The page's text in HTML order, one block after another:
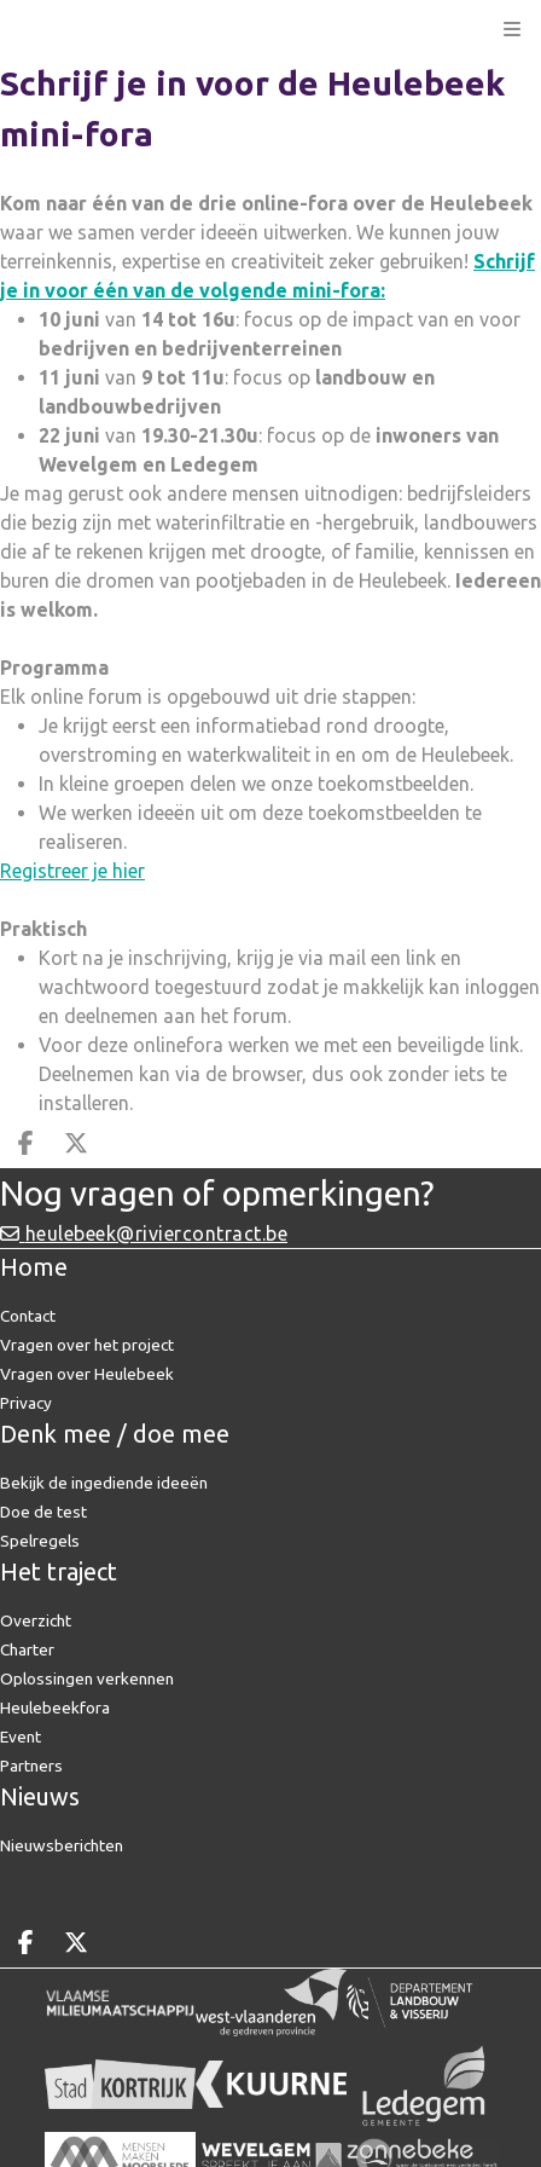
Schrijf je in voor de Heulebeek
mini-fora
Kom naar één van de drie online-fora over de Heulebeek
waar we samen verder ideeën uitwerken. We kunnen jouw
terreinkennis, expertise en creativiteit zeker gebruiken! Schrijf
je in voor één van de volgende mini-fora:
10 juni van 14 tot 16u: focus op de impact van en voor
bedrijven en bedrijventerreinen
11 juni van 9 tot 11u: focus op landbouw en
landbouwbedrijven
22 juni van 19.30-21.30u: focus op de inwoners van
Wevelgem en Ledegem
Je mag gerust ook andere mensen uitnodigen: bedrijfsleiders
die bezig zijn met waterinfiltratie en -hergebruik, landbouwers
die af te rekenen krijgen met droogte, of familie, kennissen en
buren die dromen van pootjebaden in de Heulebeek. Iedereen
is welkom.
Programma
Elk online forum is opgebouwd uit drie stappen:
Je krijgt eerst een informatiebad rond droogte,
overstroming en waterkwaliteit in en om de Heulebeek.
In kleine groepen delen we onze toekomstbeelden.
We werken ideeën uit om deze toekomstbeelden te
realiseren.
Registreer je hier
Praktisch
Kort na je inschrijving, krijg je via mail een link en
wachtwoord toegestuurd zodat je makkelijk kan inloggen
en deelnemen aan het forum.
Voor deze onlinefora werken we met een beveiligde link.
Deelnemen kan via de browser, dus ook zonder iets te
installeren.
Deel op facebook
Deel op X
Nog vragen of opmerkingen?
heulebeek@riviercontract.be
Home
Contact
Vragen over het project
Vragen over Heulebeek
Privacy
Denk mee / doe mee
Bekijk de ingediende ideeën
Doe de test
Spelregels
Het traject
Overzicht
Charter
Oplossingen verkennen
Heulebeekfora
Event
Partners
Nieuws
Nieuwsberichten
Deel op facebook
Deel op X